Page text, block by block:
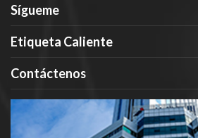
Sígueme
Etiqueta Caliente
Contáctenos